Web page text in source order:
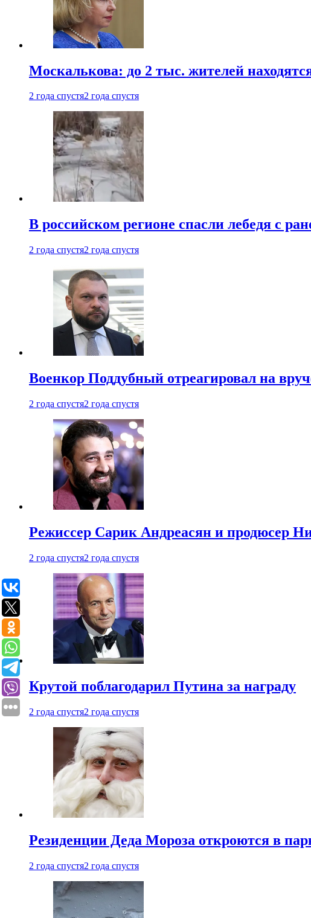
Москалькова: до 2 тыс. жителей
2 года спустя2 года спустя
В российском регионе спасли лебедя с
2 года спустя2 года спустя
Военкор Поддубный отреагировал на
2 года спустя2 года спустя
Режиссер Сарик Андреасян и продюсер
2 года спустя2 года спустя
Крутой поблагодарил Путина за награду
2 года спустя2 года спустя
Резиденции Деда Мороза откроются в
2 года спустя2 года спустя